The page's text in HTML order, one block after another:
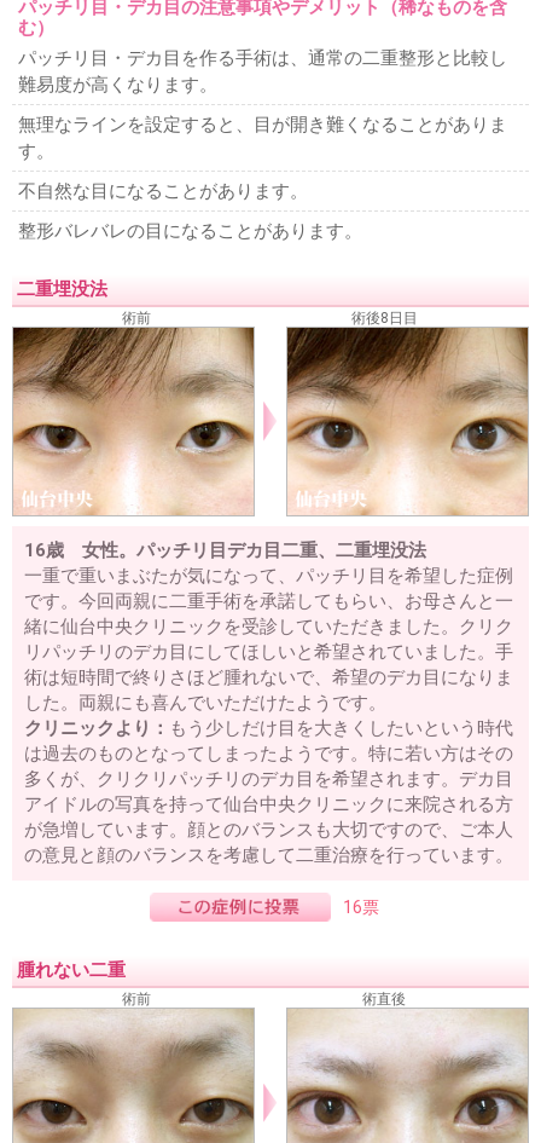
再発しない腋臭多汗症
他院修正
難くなった
二重切開法の修正時期
二重繰り返し修正
整形顔修正
眼瞼下垂失敗による左右差
二重が取れた・元に戻った
三重まぶたを二重にする
眼精疲労・肩こり・頭痛
ムラ法失敗
鼻プロテーゼが曲がっている
鼻プロテーゼ入
れ替え
小鼻縮小失敗 鼻尖縮小失敗 隆鼻注射失敗
レデ
ィエッセ失敗・除去
くぼみ目注射失敗 口唇注射失敗
ワ
キガの再手術
名医を知りたい
二重の名医を知りたい
埋没法の名医を知りたい
当院のご案内 料金表 アクセス 相談・質問 ご予約
パッチリ目・デカ目の注意事項やデメリット（稀なものを含
む）
パッチリ目・デカ目を作る手術は、通常の二重整形と比較し
難易度が高くなります。
無理なラインを設定すると、目が開き難くなることがありま
す。
不自然な目になることがあります。
整形バレバレの目になることがあります。
二重埋没法
術前 術後8日目
16歳 女性。パッチリ目デカ目二重、二重埋没法
一重で重いまぶたが気になって、パッチリ目を希望した症例
です。今回両親に二重手術を承諾してもらい、お母さんと一
緒に仙台中央クリニックを受診していただきました。クリク
リパッチリのデカ目にしてほしいと希望されていました。手
術は短時間で終りさほど腫れないで、希望のデカ目になりま
した。両親にも喜んでいただけたようです。
クリニックより： もう少しだけ目を大きくしたいという時代
は過去のものとなってしまったようです。特に若い方はその
多くが、クリクリパッチリのデカ目を希望されます。デカ目
アイドルの写真を持って仙台中央クリニックに来院される方
が急増しています。顔とのバランスも大切ですので、ご本人
の意見と顔のバランスを考慮して二重治療を行っています。
16票
腫れない二重
術前 術直後